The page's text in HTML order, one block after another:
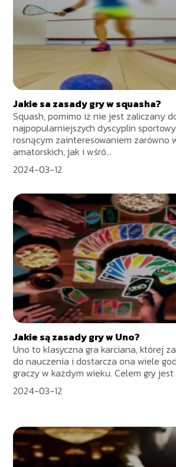
Jakie sa zasady gry w squasha?
Squash, pomimo iż nie jest zaliczany
najpopularniejszych dyscyplin
rosnącym zainteresowaniem zarówno
amatorskich, jak i wśró...
2024-03-12
Jakie są zasady gry w Uno?
Uno to klasyczna gra karciana, której
do nauczenia i dostarcza ona wiele
graczy w każdym wieku. Celem gry jest
2024-03-12